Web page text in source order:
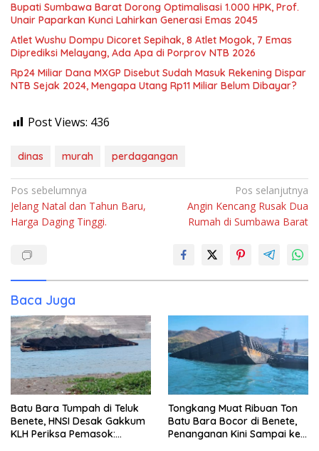
Bupati Sumbawa Barat Dorong Optimalisasi 1.000 HPK, Prof.
Unair Paparkan Kunci Lahirkan Generasi Emas 2045
Atlet Wushu Dompu Dicoret Sepihak, 8 Atlet Mogok, 7 Emas
Diprediksi Melayang, Ada Apa di Porprov NTB 2026
Rp24 Miliar Dana MXGP Disebut Sudah Masuk Rekening Dispar
NTB Sejak 2024, Mengapa Utang Rp11 Miliar Belum Dibayar?
Post Views: 436
dinas murah perdagangan
Navigasi
pos
Pos sebelumnya
Jelang Natal dan Tahun Baru,
Harga Daging Tinggi.
Pos selanjutnya
Angin Kencang Rusak Dua
Rumah di Sumbawa Barat
Baca Juga
Batu Bara Tumpah di Teluk
Benete, HNSI Desak Gakkum
KLH Periksa Pemasok:
Tongkang Muat Ribuan Ton
Batu Bara Bocor di Benete,
Penanganan Kini Sampai ke